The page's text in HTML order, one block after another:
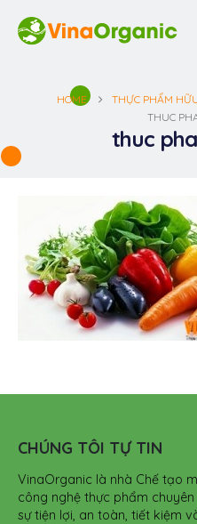
HOME
THỰC PHẨM
THUC
thuc
CHÚNG TÔI TỰ TIN
VinaOrganic là nhà Chế tạo
công nghệ thực phẩm
sự tiện lợi, an toàn, tiết kiệm